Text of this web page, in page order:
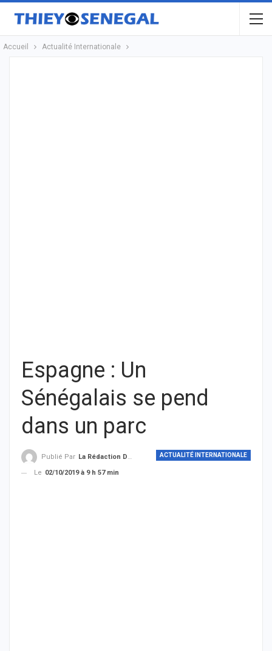
Accueil Actualité Internationale
Espagne : Un
Sénégalais se pend
dans un parc
ACTUALITÉ INTERNATIONALE
Publié Par La Rédaction De THIEYSENEGAL.com
Le 02/10/2019 à 9 h 57 min